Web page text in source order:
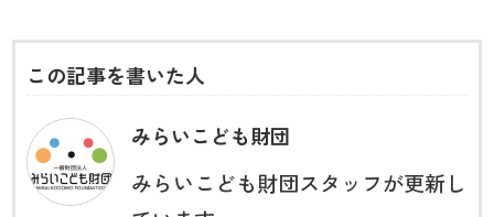
この記事を書いた人
みらいこども財団
みらいこども財団スタッフが更新し